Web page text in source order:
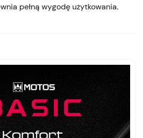
pełną wygodę użytkowania.